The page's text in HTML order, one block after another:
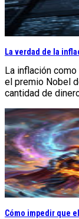
La verdad de la
La inflación
el premio Nobel
cantidad de
Cómo impedir que